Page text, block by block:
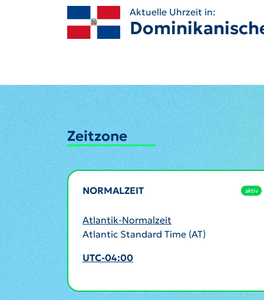
Aktuelle Uhrzeit in:
Zeitzone
NORMALZEIT aktiv
Atlantik-Normalzeit
Atlantic Standard Time (AT)
UTC-04:00